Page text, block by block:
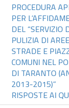
PROCEDURA
PER
DEL “SERVIZIO
PULIZIA DI
STRADE E
COMUNI NEL
DI TARANTO
2013-2015)”
RISPOSTE AI